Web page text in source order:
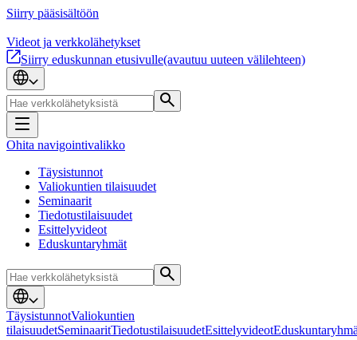
Siirry pääsisältöön
Videot ja verkkolähetykset
Siirry eduskunnan etusivulle(avautuu uuteen välilehteen)
Ohita navigointivalikko
Täysistunnot
Valiokuntien tilaisuudet
Seminaarit
Tiedotustilaisuudet
Esittelyvideot
Eduskuntaryhmät
TäysistunnotValiokuntien
tilaisuudetSeminaaritTiedotustilaisuudetEsittelyvideot